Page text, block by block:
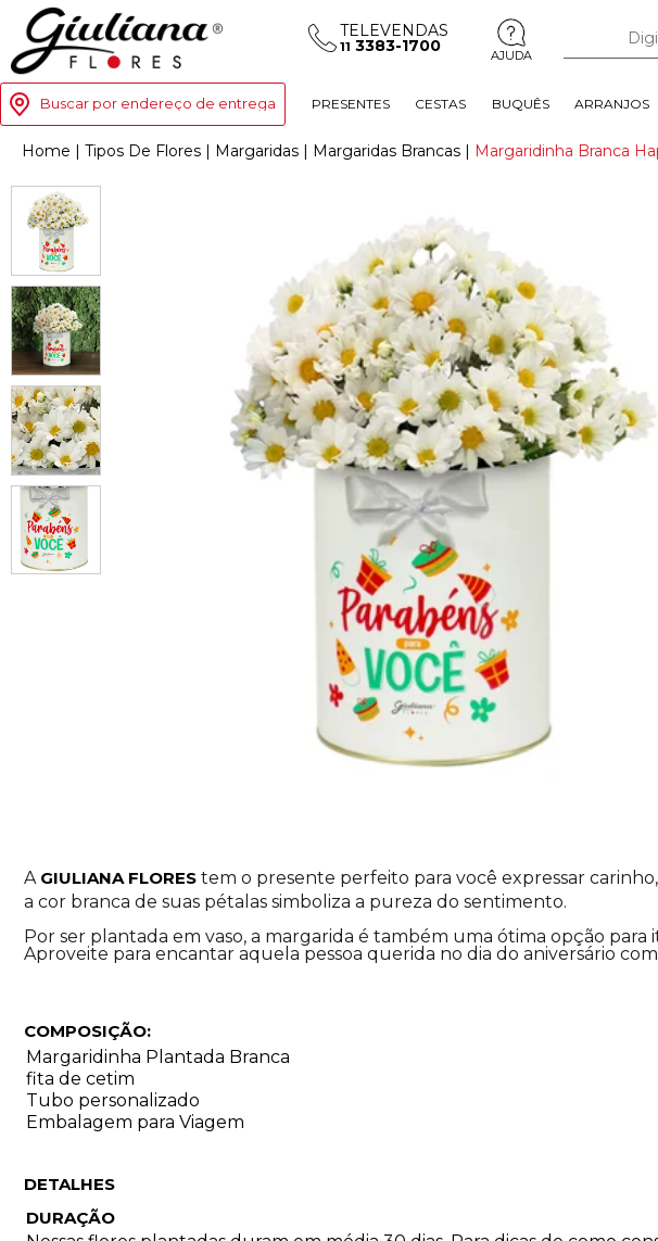
TELEVENDAS
11 3383-1700 AJUDA
Buscar por endereço de entrega PRESENTES CESTAS BUQUÊS ARRANJOS
Home | Tipos De Flores | Margaridas | Margaridas Brancas | Margaridinha Branca
A GIULIANA FLORES tem o presente perfeito para você expressar
a cor branca de suas pétalas simboliza a pureza do sentimento.
Por ser plantada em vaso, a margarida é também uma ótima opção
Aproveite para encantar aquela pessoa querida no dia do aniversário
COMPOSIÇÃO:
Margaridinha Plantada Branca
fita de cetim
Tubo personalizado
Embalagem para Viagem
DETALHES
DURAÇÃO